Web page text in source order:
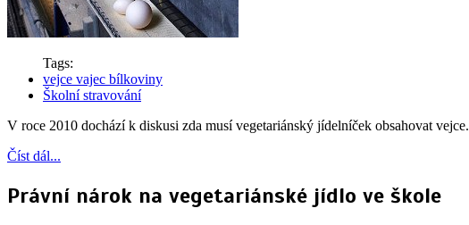
Tags:
vejce vajec bílkoviny
Školní stravování
V roce 2010 dochází k diskusi zda musí vegetariánský jídelníček obsahovat vejce.
Číst dál...
Právní nárok na vegetariánské jídlo ve škole